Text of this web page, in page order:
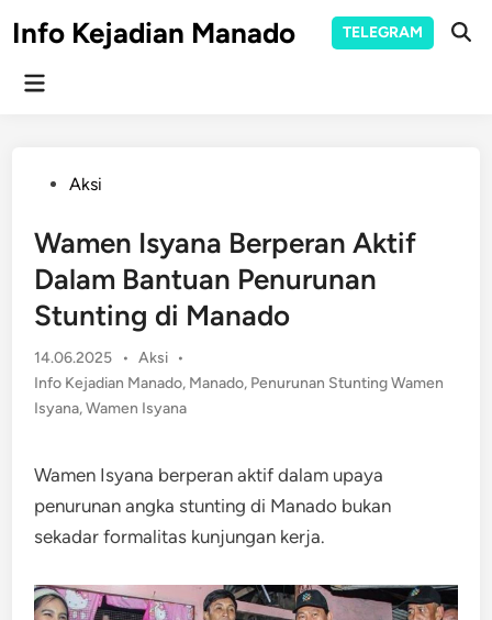
toInfo Kejadian Manado TELEGRAM
Main
PostedAksi
Wamen Isyana Berperan Aktif
Dalam Bantuan Penurunan
Stunting di Manado
14.06.2025 • Posted
in
Aksi •
Info Kejadian Manado, Manado, Penurunan Stunting Wamen
Isyana,Wamen Isyana
Wamen Isyana berperan aktif dalam upaya
penurunan angka stunting di Manado bukan
sekadar formalitas kunjungan kerja.